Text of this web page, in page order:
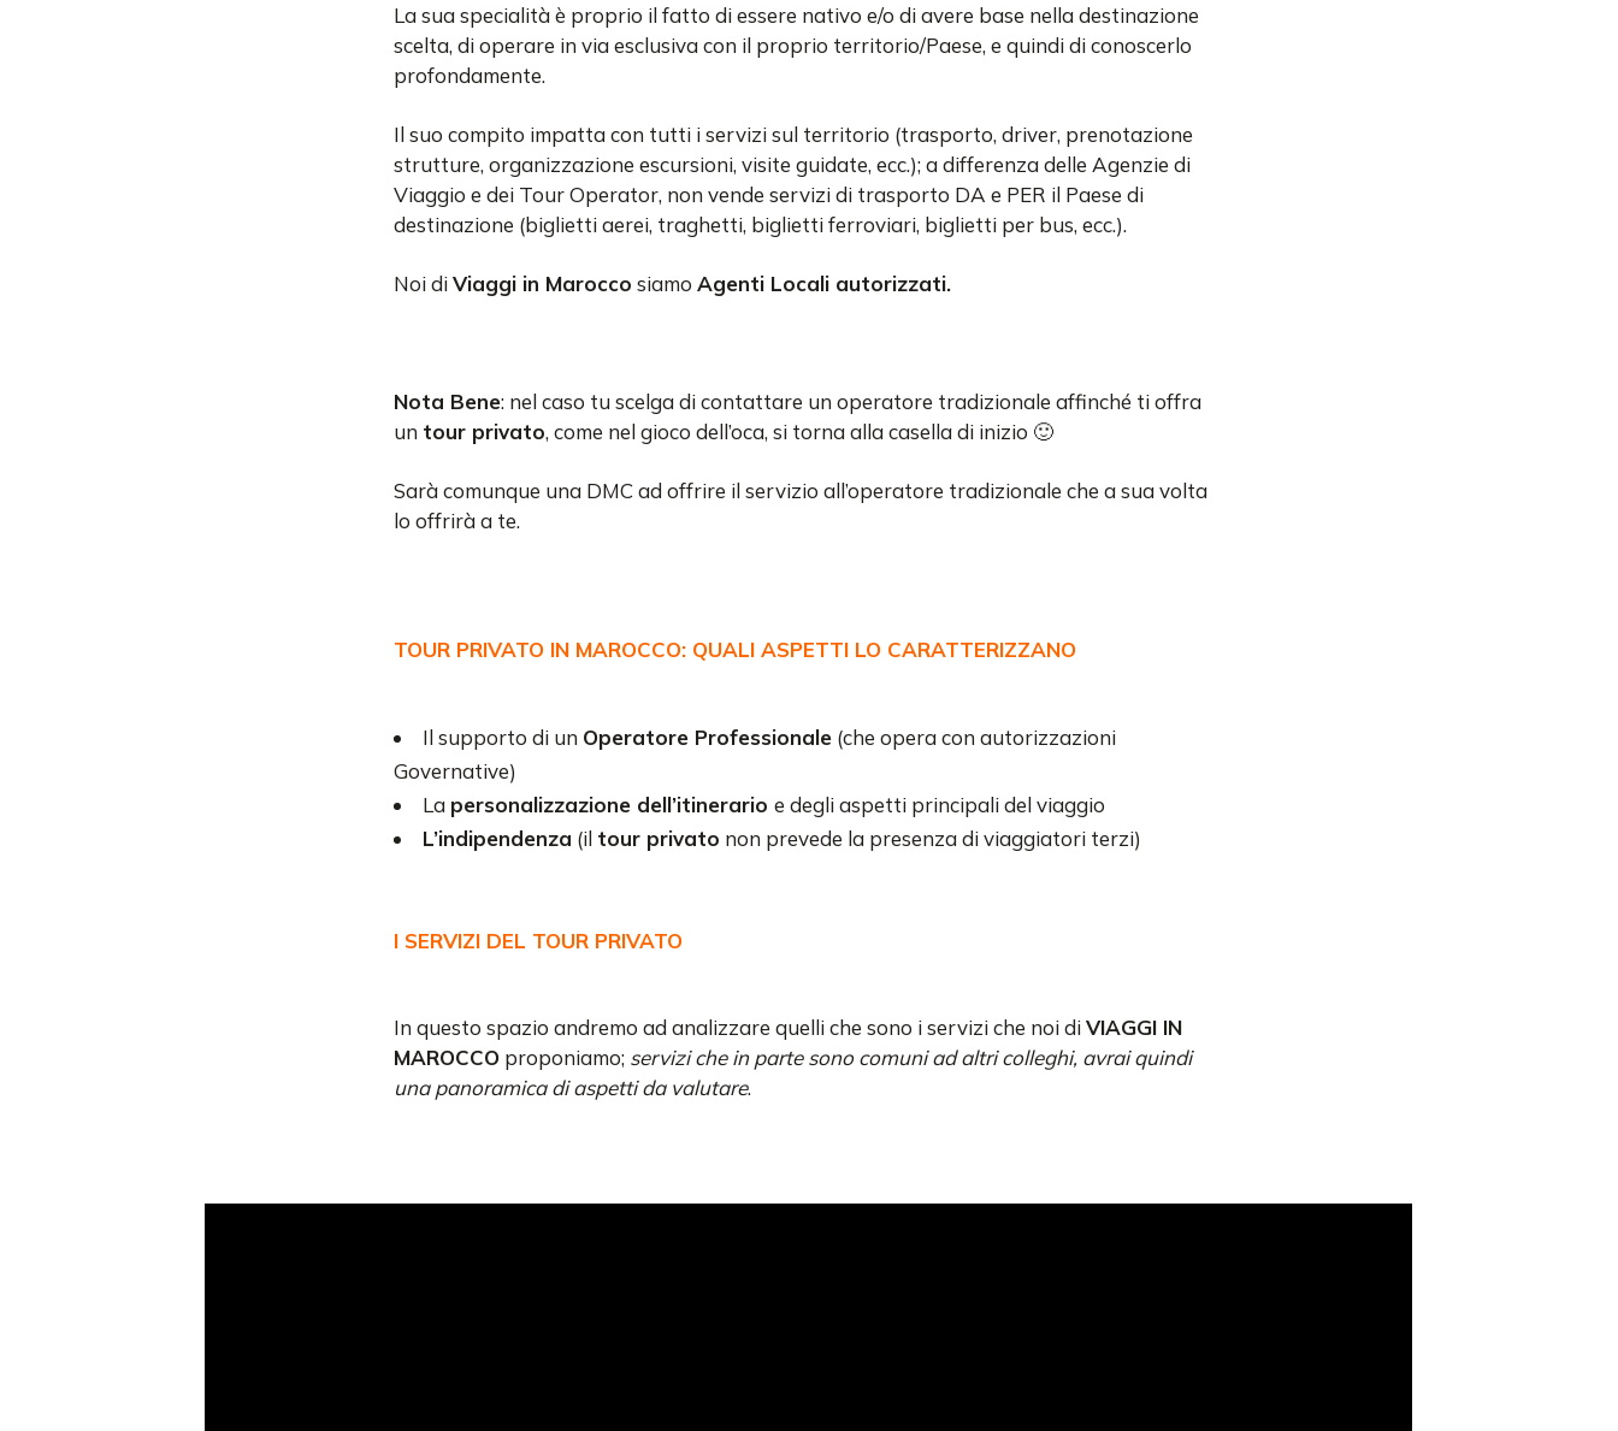
La sua specialità è proprio il fatto di essere nativo e/o di avere base nella destinazione
scelta, di operare in via esclusiva con il proprio territorio/Paese, e quindi di conoscerlo
profondamente.
Il suo compito impatta con tutti i servizi sul territorio (trasporto, driver, prenotazione
strutture, organizzazione escursioni, visite guidate, ecc.); a differenza delle Agenzie di
Viaggio e dei Tour Operator, non vende servizi di trasporto DA e PER il Paese di
destinazione (biglietti aerei, traghetti, biglietti ferroviari, biglietti per bus, ecc.).
Noi diViaggi in Marocco siamo Agenti Locali autorizzati.
Nota Bene: nel caso tu scelga di contattare un operatore tradizionale affinché ti offra
un tour privato, come nel gioco dell’oca, si torna alla casella di inizio 🙂
Sarà comunque una DMC ad offrire il servizio all’operatore tradizionale che a sua volta
lo offrirà a te.
TOUR PRIVATO IN MAROCCO: QUALI ASPETTI LO CARATTERIZZANO
Il supporto di un Operatore Professionale(che opera con autorizzazioni
Governative)
La personalizzazione dell’itinerario e degli aspetti principali del viaggio
L’indipendenza (il tour privato non prevede la presenza di viaggiatori terzi)
I SERVIZI DEL TOUR PRIVATO
In questo spazio andremo ad analizzare quelli che sono i servizi che noi diVIAGGI IN
MAROCCO proponiamo; servizi che in parte sono comuni ad altri colleghi, avrai quindi
una panoramica di aspetti da valutare.